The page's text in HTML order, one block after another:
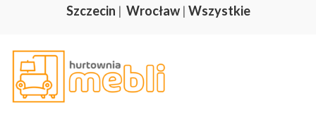
Szczecin | Wrocław | Wszystkie